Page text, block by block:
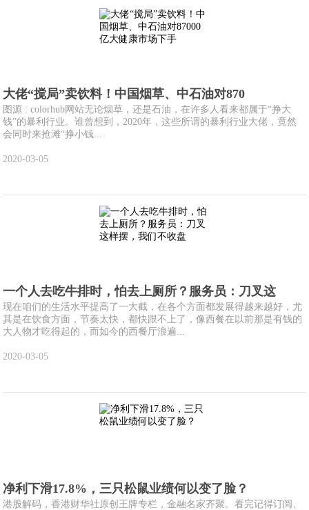
大佬“搅局”卖饮料！中国烟草、中石油对870
图源 : colorhub网站无论烟草，还是石油，在许多人看来都属于“挣大
钱”的暴利行业。谁曾想到，2020年，这些所谓的暴利行业大佬，竟然
会同时来抢滩“挣小钱...
2020-03-05
一个人去吃牛排时，怕去上厕所？服务员：刀叉这
现在咱们的生活水平提高了一大截，在各个方面都发展得越来越好，尤
其是在饮食方面，节奏太快，都快跟不上了，像西餐在以前那是有钱的
大人物才吃得起的，而如今的西餐厅浪遍...
2020-03-05
净利下滑17.8%，三只松鼠业绩何以变了脸？
港股解码，香港财华社原创王牌专栏，金融名家齐聚。看完记得订阅、